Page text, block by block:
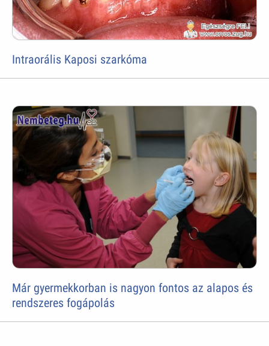
Intraorális Kaposi szarkóma
Már gyermekkorban is nagyon fontos az alapos és
rendszeres fogápolás